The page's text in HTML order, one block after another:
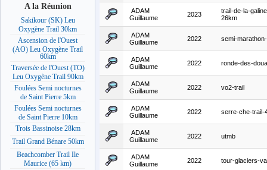
A la Réunion
Sakikour (SK) Leu
Oxygène Trail 30km
Ascension de l'Ouest
(AO) Leu Oxygène Trail
60km
Traversée de l'Ouest (TO)
Leu Oxygène Trail 90km
Foulées Semi nocturnes
de Saint Pierre 5km
Foulées Semi nocturnes
de Saint Pierre 10km
Trois Bassinoise 28km
Trail Grand Bénare 50km
Beachcomber Trail Ile
Maurice (65 km)
ADAM
Guillaume
2023
trail-de-la-
26km
ADAM
Guillaume
2022 semi-
ADAM
Guillaume
2022 ronde-des-
ADAM
Guillaume
2022 vo2-trail
ADAM
Guillaume
2022 serre-che-trail-
ADAM
Guillaume
2022 utmb
ADAM
Guillaume
2022 tour-glaciers-